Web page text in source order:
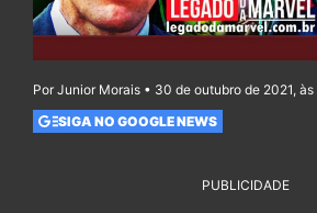
Por Junior Morais • 30 de outubro de 2021, às
SIGA NO GOOGLE NEWS
PUBLICIDADE